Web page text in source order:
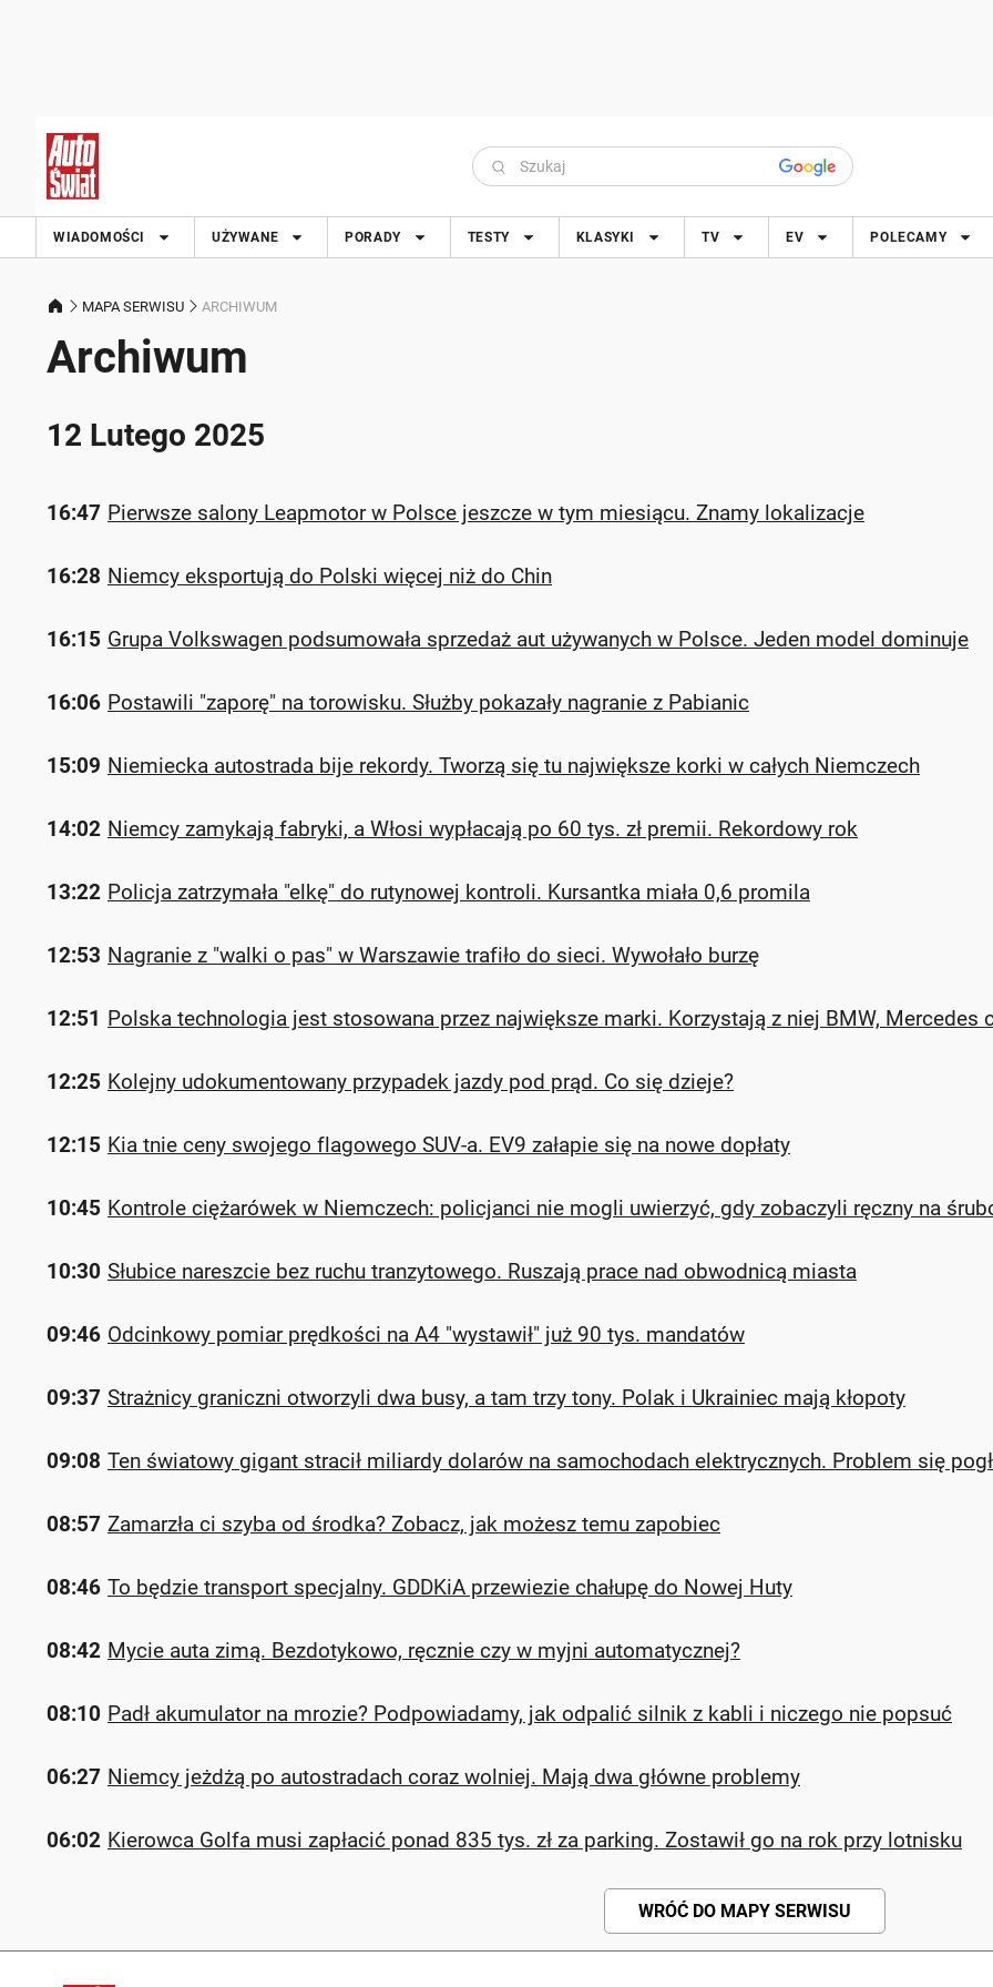
WIADOMOŚCI UŻYWANE PORADY TESTY KLASYKI TV EV POLECAMY
MAPA SERWISU ARCHIWUM
Archiwum
12 Lutego 2025
16:47 Pierwsze salony Leapmotor w Polsce jeszcze w tym miesiącu. Znamy lokalizacje
16:28 Niemcy eksportują do Polski więcej niż do Chin
16:15 Grupa Volkswagen podsumowała sprzedaż aut używanych w Polsce. Jeden model dominuje
16:06 Postawili "zaporę" na torowisku. Służby pokazały nagranie z Pabianic
15:09 Niemiecka autostrada bije rekordy. Tworzą się tu największe korki w całych Niemczech
14:02 Niemcy zamykają fabryki, a Włosi wypłacają po 60 tys. zł premii. Rekordowy rok
13:22 Policja zatrzymała "elkę" do rutynowej kontroli. Kursantka miała 0,6 promila
12:53 Nagranie z "walki o pas" w Warszawie trafiło do sieci. Wywołało burzę
12:51 Polska technologia jest stosowana przez największe marki. Korzystają z niej BMW, Mercedes
12:25 Kolejny udokumentowany przypadek jazdy pod prąd. Co się dzieje?
12:15 Kia tnie ceny swojego flagowego SUV-a. EV9 załapie się na nowe dopłaty
10:45 Kontrole ciężarówek w Niemczech: policjanci nie mogli uwierzyć, gdy zobaczyli ręczny na
10:30 Słubice nareszcie bez ruchu tranzytowego. Ruszają prace nad obwodnicą miasta
09:46 Odcinkowy pomiar prędkości na A4 "wystawił" już 90 tys. mandatów
09:37 Strażnicy graniczni otworzyli dwa busy, a tam trzy tony. Polak i Ukrainiec mają kłopoty
09:08 Ten światowy gigant stracił miliardy dolarów na samochodach elektrycznych. Problem się
08:57 Zamarzła ci szyba od środka? Zobacz, jak możesz temu zapobiec
08:46 To będzie transport specjalny. GDDKiA przewiezie chałupę do Nowej Huty
08:42 Mycie auta zimą. Bezdotykowo, ręcznie czy w myjni automatycznej?
08:10 Padł akumulator na mrozie? Podpowiadamy, jak odpalić silnik z kabli i niczego nie popsuć
06:27 Niemcy jeżdżą po autostradach coraz wolniej. Mają dwa główne problemy
06:02 Kierowca Golfa musi zapłacić ponad 835 tys. zł za parking. Zostawił go na rok przy lotnisku
WRÓĆ DO MAPY SERWISU